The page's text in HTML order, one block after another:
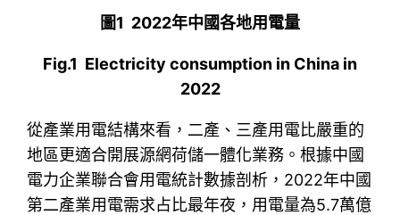
圖1 2022年中國各地用電量
Fig.1 Electricity consumption in China in
2022
從產業用電結構來看，二產、三產用電比嚴重的
地區更適合開展源網荷儲一體化業務。根據中國
電力企業聯合會用電統計數據剖析，2022年中國
第二產業用電需求占比最年夜，用電量為5.7萬億